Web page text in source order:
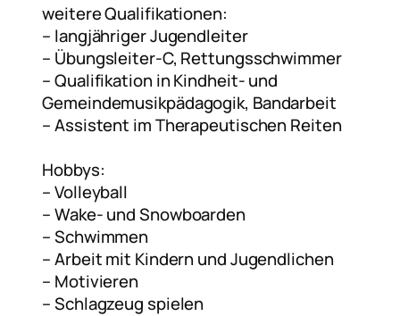
weitere Qualifikationen:
– langjähriger Jugendleiter
– Übungsleiter-C, Rettungsschwimmer
– Qualifikation in Kindheit- und
Gemeindemusikpädagogik, Bandarbeit
– Assistent im Therapeutischen Reiten
Hobbys:
– Volleyball
– Wake- und Snowboarden
– Schwimmen
– Arbeit mit Kindern und Jugendlichen
– Motivieren
– Schlagzeug spielen